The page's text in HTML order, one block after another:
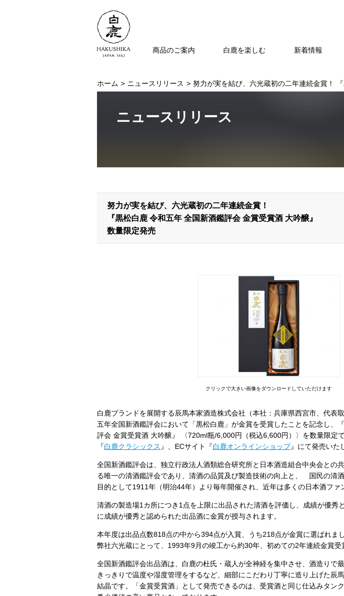
商品のご案内 白鹿を楽しむ 新着情報
ホーム ニュースリリース 努力が実を結び、六光蔵初の二年連続金賞！
ニュースリリース
努力が実を結び、六光蔵初の二年連続金賞！
『黒松白鹿 令和五年 全国新酒鑑評会 金賞受賞酒 大吟醸』
数量限定発売
クリックで大きい画像をダウンロードしていただけます
白鹿ブランドを展開する辰馬本家酒造株式会社（本社：兵庫県西宮市、代表
五年全国新酒鑑評会において「黒松白鹿」が金賞を受賞したことを記念し、
評会 金賞受賞酒 大吟醸』 〈720ml瓶/6,000円（税込6,600円）〉を数量限定
『白鹿クラシックス 』、ECサイト『白鹿オンラインショップ』にて発売いた
全国新酒鑑評会は、独立行政法人酒類総合研究所と日本酒造組合中央会との
る唯一の清酒鑑評会であり、清酒の品質及び製造技術の向上と、 国民の清
目的として1911年（明治44年）より毎年開催され、近年は多くの日本酒ファ
清酒の製造場1カ所につき1点を上限に出品された清酒を評価し、成績が優秀
に成績が優秀と認められた出品酒に金賞が授与されます。
本年度は出品点数818点の中から394点が入賞、うち218点が金賞に選ばれまし
弊社六光蔵にとって、1993年9月の竣工から約30年、初めての2年連続金賞受
全国新酒鑑評会出品酒は、白鹿の杜氏・蔵人が全神経を集中させ、酒造りで
きっきりで温度や湿度管理をするなど、細部にこだわり丁寧に造り上げた辰
結晶です。「金賞受賞酒」として発売できるのは、受賞酒と同じ仕込みタン